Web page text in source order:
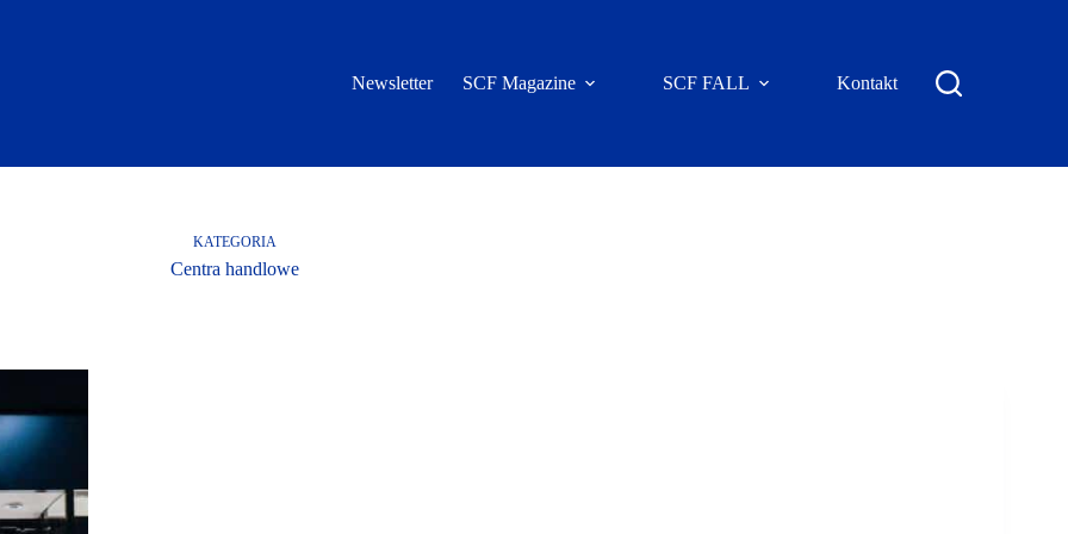
Newsletter SCF Magazine SCF FALL Kontakt
KATEGORIA
Centra handlowe